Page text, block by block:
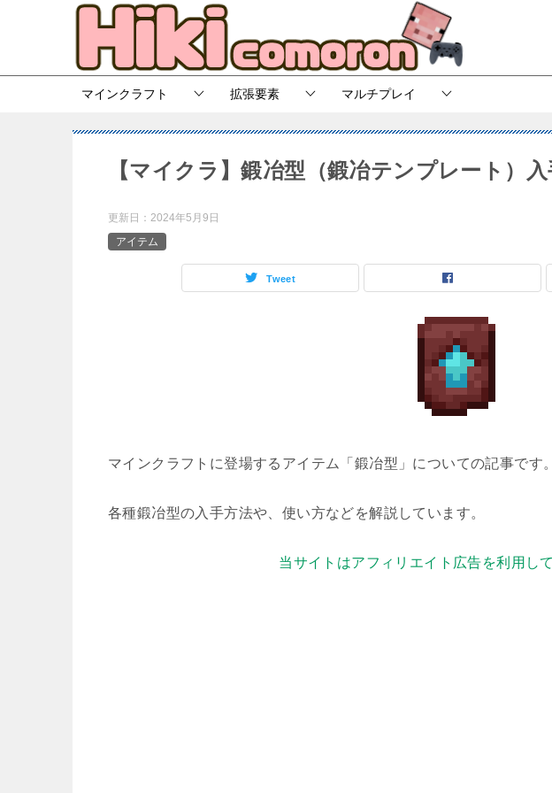
マインクラフト 拡張要素 マルチプレイ
【マイクラ】鍛冶型（鍛冶テンプレート）
更新日： 2024年5月9日
アイテム
Tweet
マインクラフトに登場するアイテム「鍛冶型」についての記事です。
各種鍛冶型の入手方法や、使い方などを解説しています。
当サイトはアフィリエイト広告を利用し